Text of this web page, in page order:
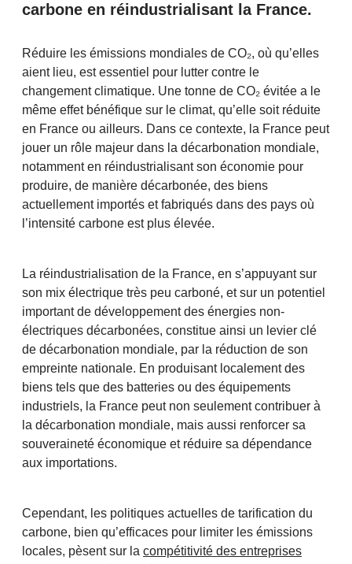
carbone en réindustrialisant la France.
Réduire les émissions mondiales de CO₂, où qu’elles
aient lieu, est essentiel pour lutter contre le
changement climatique. Une tonne de CO₂ évitée a le
même effet bénéfique sur le climat, qu’elle soit réduite
en France ou ailleurs. Dans ce contexte, la France peut
jouer un rôle majeur dans la décarbonation mondiale,
notamment en réindustrialisant son économie pour
produire, de manière décarbonée, des biens
actuellement importés et fabriqués dans des pays où
l’intensité carbone est plus élevée.
La réindustrialisation de la France, en s’appuyant sur
son mix électrique très peu carboné, et sur un potentiel
important de développement des énergies non-
électriques décarbonées, constitue ainsi un levier clé
de décarbonation mondiale, par la réduction de son
empreinte nationale. En produisant localement des
biens tels que des batteries ou des équipements
industriels, la France peut non seulement contribuer à
la décarbonation mondiale, mais aussi renforcer sa
souveraineté économique et réduire sa dépendance
aux importations.
Cependant, les politiques actuelles de tarification du
carbone, bien qu’efficaces pour limiter les émissions
locales, pèsent sur la compétitivité des entreprises